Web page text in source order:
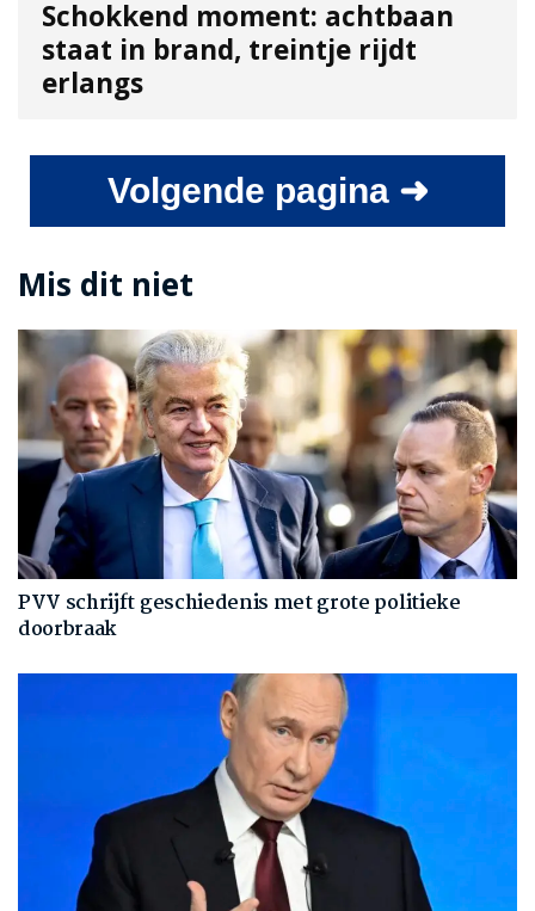
Schokkend moment: achtbaan
staat in brand, treintje rijdt
erlangs
Volgende pagina ➜
Mis dit niet
PVV schrijft geschiedenis met grote politieke
doorbraak